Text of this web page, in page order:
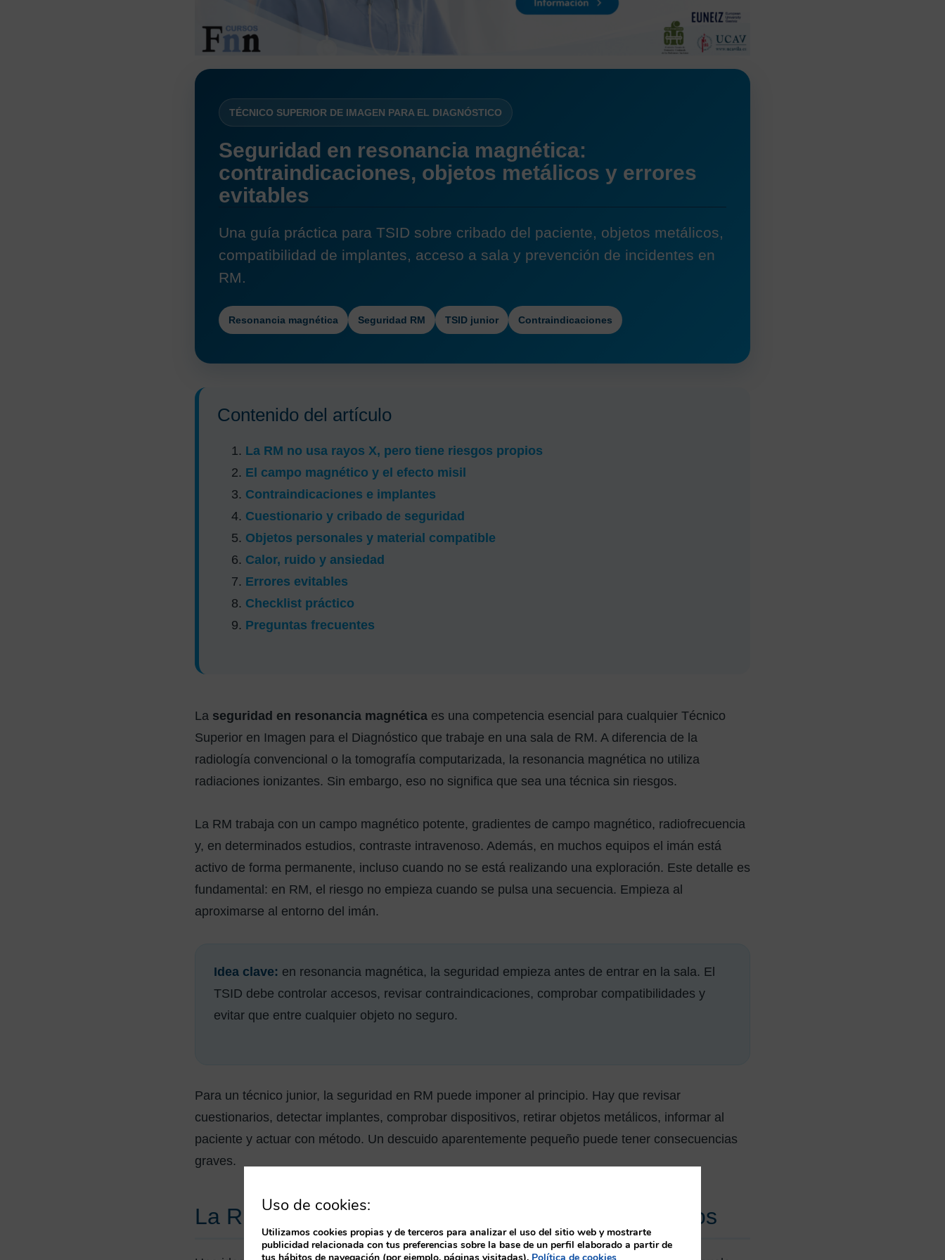
TÉCNICO SUPERIOR DE IMAGEN PARA EL DIAGNÓSTICO
Seguridad en resonancia magnética:
contraindicaciones, objetos metálicos y errores
evitables
Una guía práctica para TSID sobre cribado del paciente, objetos metálicos,
compatibilidad de implantes, acceso a sala y prevención de incidentes en
RM.
Resonancia magnética Seguridad RM TSID junior Contraindicaciones
Contenido del artículo
La RM no usa rayos X, pero tiene riesgos propios
El campo magnético y el efecto misil
Contraindicaciones e implantes
Cuestionario y cribado de seguridad
Objetos personales y material compatible
Calor, ruido y ansiedad
Errores evitables
Checklist práctico
Preguntas frecuentes
La seguridad en resonancia magnética es una competencia esencial para cualquier Técnico
Superior en Imagen para el Diagnóstico que trabaje en una sala de RM. A diferencia de la
radiología convencional o la tomografía computarizada, la resonancia magnética no utiliza
radiaciones ionizantes. Sin embargo, eso no significa que sea una técnica sin riesgos.
La RM trabaja con un campo magnético potente, gradientes de campo magnético, radiofrecuencia
y, en determinados estudios, contraste intravenoso. Además, en muchos equipos el imán está
activo de forma permanente, incluso cuando no se está realizando una exploración. Este detalle es
fundamental: en RM, el riesgo no empieza cuando se pulsa una secuencia. Empieza al
aproximarse al entorno del imán.
Idea clave: en resonancia magnética, la seguridad empieza antes de entrar en la sala. El
TSID debe controlar accesos, revisar contraindicaciones, comprobar compatibilidades y
evitar que entre cualquier objeto no seguro.
Para un técnico junior, la seguridad en RM puede imponer al principio. Hay que revisar
cuestionarios, detectar implantes, comprobar dispositivos, retirar objetos metálicos, informar al
paciente y actuar con método. Un descuido aparentemente pequeño puede tener consecuencias
graves.
La RM no usa rayos X, pero sí tiene riesgos propios
Uso de cookies:
Utilizamos cookies propias y de terceros para analizar el uso del sitio web y mostrarte
publicidad relacionada con tus preferencias sobre la base de un perfil elaborado a partir de
tus hábitos de navegación (por ejemplo, páginas visitadas). Política de cookies